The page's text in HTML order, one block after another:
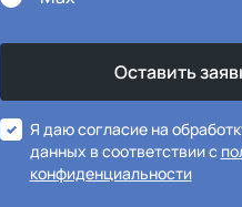
Я даю согласие на
данных в соответствии с
конфиденциальности